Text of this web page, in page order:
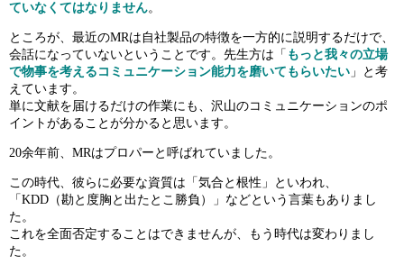
営業所長・エリアマネージャーの転職
お役立ちコンテンツ
転職ネゴシエーション
行きたい企業に希望の条件で転職。交渉力と情報力に特化した転
利用無料・お申し込み時間1分
ていなくてはなりません。
ところが、最近のMRは自社製品の特徴を一方的に説明するだけで、
会話になっていないということです。先生方は「 もっと我々の立場
で物事を考えるコミュニケーション能力を磨いてもらいたい 」と考
えています。
単に文献を届けるだけの作業にも、沢山のコミュニケーションのポ
イントがあることが分かると思います。
20余年前、MRはプロパーと呼ばれていました。
この時代、彼らに必要な資質は「気合と根性」といわれ、
「KDD（勘と度胸と出たとこ勝負）」などという言葉もありまし
た。
これを全面否定することはできませんが、もう時代は変わりまし
た。